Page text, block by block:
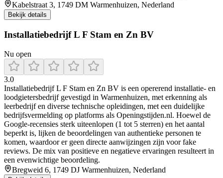
Kabelstraat 3, 1749 DM Warmenhuizen, Nederland
Bekijk details
Installatiebedrijf L F Stam en Zn BV
Nu open
3.0
Installatiebedrijf L F Stam en Zn BV is een opererend installatie- en
loodgietersbedrijf gevestigd in Warmenhuizen, met erkenning als
leerbedrijf en diverse technische opleidingen, met een duidelijke
bedrijfsvermelding op platforms als Openingstijden.nl. Hoewel de
Google-recensies sterk uiteenlopen (1 tot 5 sterren) en het aantal
beperkt is, lijken de beoordelingen van authentieke personen te
komen, waardoor er geen directe aanwijzingen zijn voor fake
reviews. De mix van positieve en negatieve ervaringen resulteert in
een evenwichtige beoordeling.
Bregweid 6, 1749 DJ Warmenhuizen, Nederland